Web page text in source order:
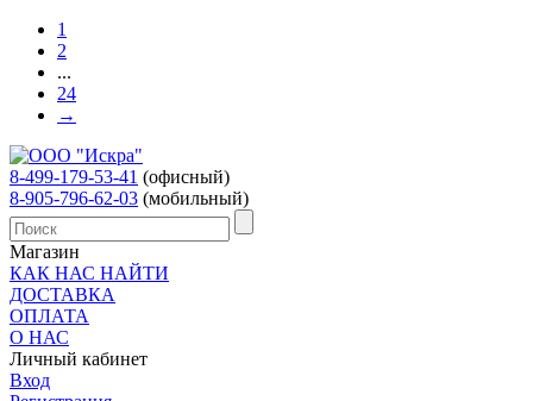
1
2
...
24
→
8-499-179-53-41 (офисный)
8-905-796-62-03 (мобильный)
Магазин
КАК НАС НАЙТИ
ДОСТАВКА
ОПЛАТА
О НАС
Личный кабинет
Вход